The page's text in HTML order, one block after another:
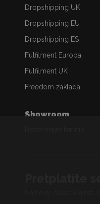
Dropshipping UK
Dropshipping EU
Dropshipping ES
Fulfilment Europa
Fulfilment UK
Freedom zaklada
Showroom
Pretplatite